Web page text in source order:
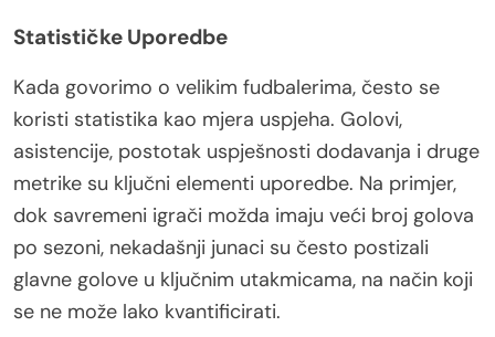
Statističke Uporedbe
Kada govorimo o velikim fudbalerima, često se
koristi statistika kao mjera uspjeha. Golovi,
asistencije, postotak uspješnosti dodavanja i druge
metrike su ključni elementi uporedbe. Na primjer,
dok savremeni igrači možda imaju veći broj golova
po sezoni, nekadašnji junaci su često postizali
glavne golove u ključnim utakmicama, na način koji
se ne može lako kvantificirati.